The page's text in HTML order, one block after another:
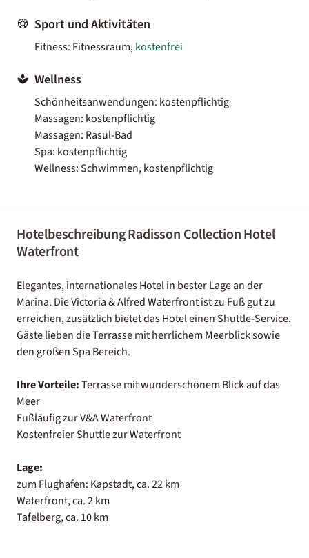
Sport und Aktivitäten
Fitness: Fitnessraum,kostenfrei
Wellness
Schönheitsanwendungen: kostenpflichtig
Massagen: kostenpflichtig
Massagen: Rasul-Bad
Spa: kostenpflichtig
Wellness: Schwimmen, kostenpflichtig
Hotelbeschreibung Radisson Collection Hotel
Waterfront
Elegantes, internationales Hotel in bester Lage an der
Marina. Die Victoria & Alfred Waterfront ist zu Fuß gut zu
erreichen, zusätzlich bietet das Hotel einen Shuttle-Service.
Gäste lieben die Terrasse mit herrlichem Meerblick sowie
den großen Spa Bereich.
Ihre Vorteile:Terrasse mit wunderschönem Blick auf das
Meer
Fußläufig zur V&A Waterfront
Kostenfreier Shuttle zur Waterfront
Lage:
zum Flughafen: Kapstadt, ca. 22 km
Waterfront, ca. 2 km
Tafelberg, ca. 10 km